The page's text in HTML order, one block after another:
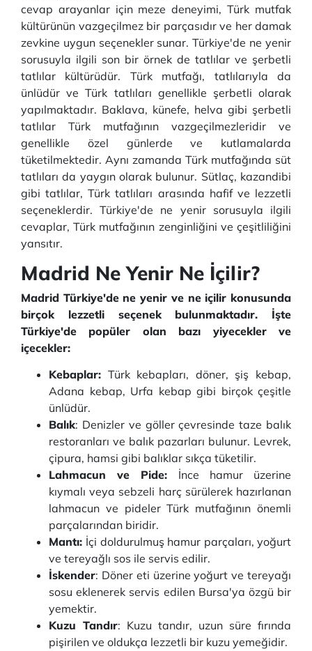
cevap arayanlar için meze deneyimi, Türk mutfak
kültürünün vazgeçilmez bir parçasıdır ve her damak
zevkine uygun seçenekler sunar. Türkiye'de ne yenir
sorusuyla ilgili son bir örnek de tatlılar ve şerbetli
tatlılar kültürüdür. Türk mutfağı, tatlılarıyla da
ünlüdür ve Türk tatlıları genellikle şerbetli olarak
yapılmaktadır. Baklava, künefe, helva gibi şerbetli
tatlılar Türk mutfağının vazgeçilmezleridir ve
genellikle özel günlerde ve kutlamalarda
tüketilmektedir. Aynı zamanda Türk mutfağında süt
tatlıları da yaygın olarak bulunur. Sütlaç, kazandibi
gibi tatlılar, Türk tatlıları arasında hafif ve lezzetli
seçeneklerdir. Türkiye'de ne yenir sorusuyla ilgili
cevaplar, Türk mutfağının zenginliğini ve çeşitliliğini
yansıtır.
Madrid Ne Yenir Ne İçilir?
Madrid Türkiye'de ne yenir ve ne içilir konusunda
birçok lezzetli seçenek bulunmaktadır. İşte
Türkiye'de popüler olan bazı yiyecekler ve
içecekler:
Kebaplar: Türk kebapları, döner, şiş kebap,
Adana kebap, Urfa kebap gibi birçok çeşitle
ünlüdür.
Balık: Denizler ve göller çevresinde taze balık
restoranları ve balık pazarları bulunur. Levrek,
çipura, hamsi gibi balıklar sıkça tüketilir.
Lahmacun ve Pide: İnce hamur üzerine
kıymalı veya sebzeli harç sürülerek hazırlanan
lahmacun ve pideler Türk mutfağının önemli
parçalarından biridir.
Mantı: İçi doldurulmuş hamur parçaları, yoğurt
ve tereyağlı sos ile servis edilir.
İskender: Döner eti üzerine yoğurt ve tereyağı
sosu eklenerek servis edilen Bursa'ya özgü bir
yemektir.
Kuzu Tandır: Kuzu tandır, uzun süre fırında
pişirilen ve oldukça lezzetli bir kuzu yemeğidir.